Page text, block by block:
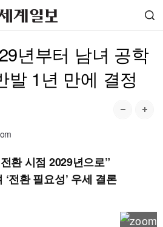
년부터 남녀 공학
1년 만에 결정
환 시점 2029년으로”
전환 필요성’ 우세 결론